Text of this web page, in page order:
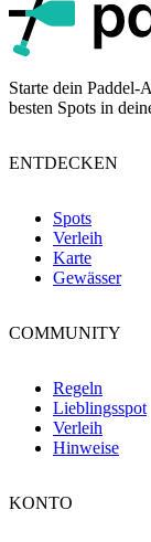
Starte dein Paddel-
besten Spots in
ENTDECKEN
Spots
Verleih
Karte
Gewässer
COMMUNITY
Regeln
Lieblingsspot
Verleih
Hinweise
KONTO